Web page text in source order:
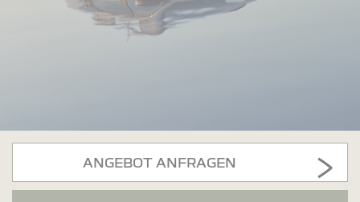
ANGEBOT ANFRAGEN